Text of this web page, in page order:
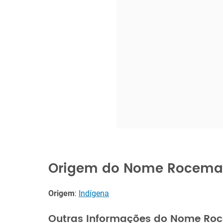
Origem do Nome Rocema
Origem: Indígena
Outras Informações do Nome